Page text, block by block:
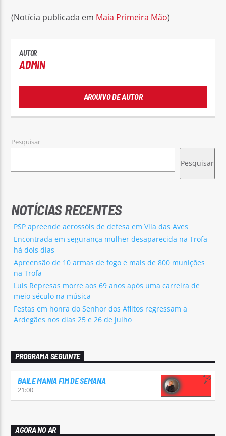
(Notícia publicada em Maia Primeira Mão)
AUTOR
ADMIN
ARQUIVO DE AUTOR
Pesquisar
Pesquisar
NOTÍCIAS RECENTES
PSP apreende aerossóis de defesa em Vila das Aves
Encontrada em segurança mulher desaparecida na Trofa
há dois dias
Apreensão de 10 armas de fogo e mais de 800 munições
na Trofa
Luís Represas morre aos 69 anos após uma carreira de
meio século na música
Festas em honra do Senhor dos Aflitos regressam a
Ardegães nos dias 25 e 26 de julho
PROGRAMA SEGUINTE
BAILE MANIA FIM DE SEMANA
21:00
AGORA NO AR